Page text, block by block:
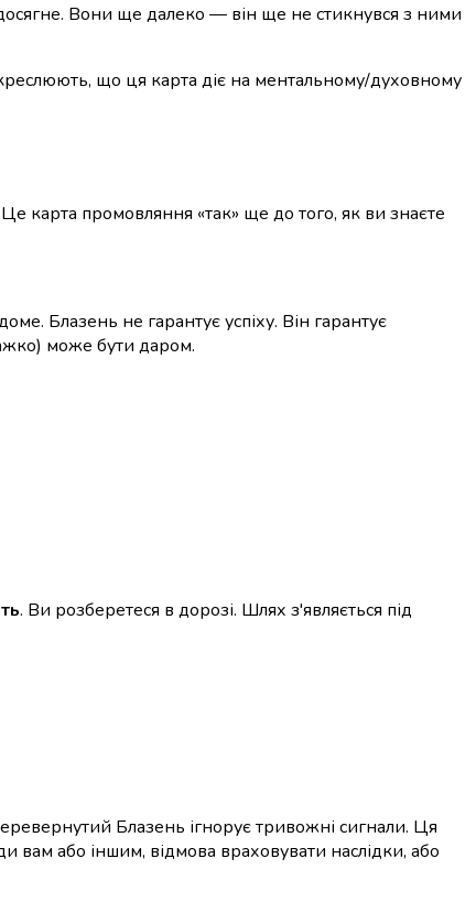
Вони ще далеко — він ще не стикнувся з ними
що ця карта діє на ментальному/духовному
карта промовляння «так» ще до того, як ви знаєте
Блазень не гарантує успіху. Він гарантує
може бути даром.
. Ви розберетеся в дорозі. Шлях з'являється під
Блазень ігнорує тривожні сигнали. Ця
вам або іншим, відмова враховувати наслідки, або